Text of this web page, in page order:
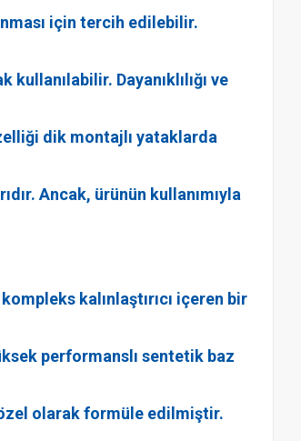
için tercih edilebilir.
Dayanıklılığı ve
dik montajlı yataklarda
Ancak, ürünün kullanımıyla
kalınlaştırıcı içeren bir
performanslı sentetik baz
özel olarak formüle edilmiştir.